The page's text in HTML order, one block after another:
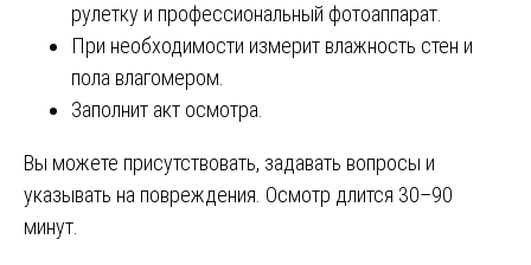
рулетку и профессиональный фотоаппарат.
При необходимости измерит влажность стен и
пола влагомером.
Заполнит акт осмотра.
Вы можете присутствовать, задавать вопросы и
указывать на повреждения. Осмотр длится 30–90
минут.